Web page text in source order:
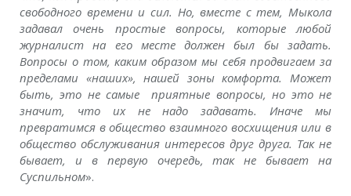
свободного времени и сил. Но, вместе с тем, Мыкола
задавал очень простые вопросы, которые любой
журналист на его месте должен был бы задать.
Вопросы о том, каким образом мы себя продвигаем за
пределами «наших», нашей зоны комфорта. Может
быть, это не самые приятные вопросы, но это не
значит, что их не надо задавать. Иначе мы
превратимся в общество взаимного восхищения или в
общество обслуживания интересов друг друга. Так не
бывает, и в первую очередь, так не бывает на
Суспильном».